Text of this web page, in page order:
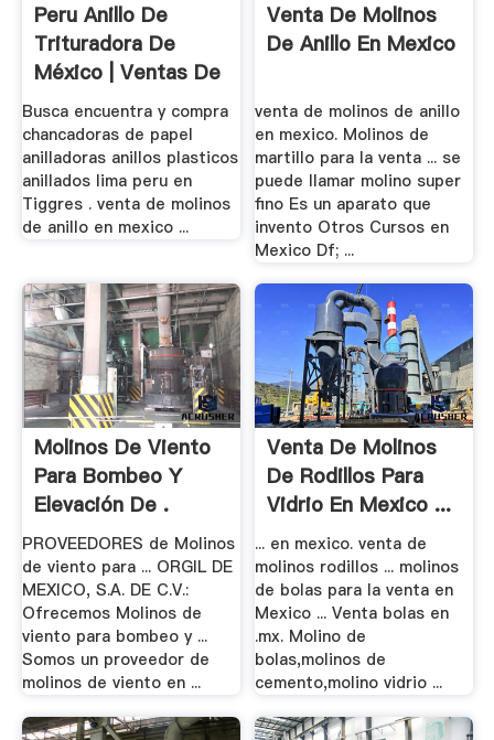
Peru Anillo De
Trituradora De
México | Ventas De
...
Busca encuentra y compra
chancadoras de papel
anilladoras anillos plasticos
anillados lima peru en
Tiggres . venta de molinos
de anillo en mexico ...
Venta De Molinos
De Anillo En Mexico
venta de molinos de anillo
en mexico. Molinos de
martillo para la venta ... se
puede llamar molino super
fino Es un aparato que
invento Otros Cursos en
Mexico Df; ...
Molinos De Viento
Para Bombeo Y
Elevación De .
PROVEEDORES de Molinos
de viento para ... ORGIL DE
MEXICO, S.A. DE C.V.:
Ofrecemos Molinos de
viento para bombeo y ...
Somos un proveedor de
molinos de viento en ...
Venta De Molinos
De Rodillos Para
Vidrio En Mexico ...
... en mexico. venta de
molinos rodillos ... molinos
de bolas para la venta en
Mexico ... Venta bolas en
.mx. Molino de
bolas,molinos de
cemento,molino vidrio ...